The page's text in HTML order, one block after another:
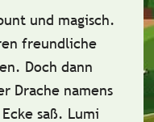
und magisch.
freundliche
Doch dann
Drache namens
saß. Lumi